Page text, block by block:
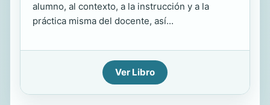
alumno, al contexto, a la instrucción y a la
práctica misma del docente, así...
Ver Libro